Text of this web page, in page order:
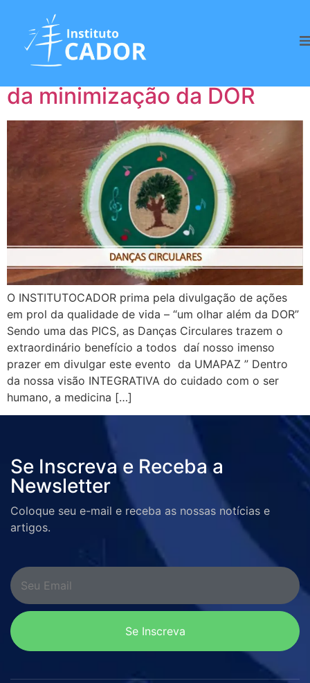
Tag:Conexão
UMAPAZ – Convite em prol
da minimização da DOR
O INSTITUTOCADOR prima pela divulgação de ações
em prol da qualidade de vida – “um olhar além da DOR”
Sendo uma das PICS, as Danças Circulares trazem o
extraordinário benefício a todos daí nosso imenso
prazer em divulgar este evento da UMAPAZ ” Dentro
da nossa visão INTEGRATIVA do cuidado com o ser
humano, a medicina […]
Se Inscreva e Receba a
Newsletter
Coloque seu e-mail e receba as nossas notícias e
artigos.
Se Inscreva